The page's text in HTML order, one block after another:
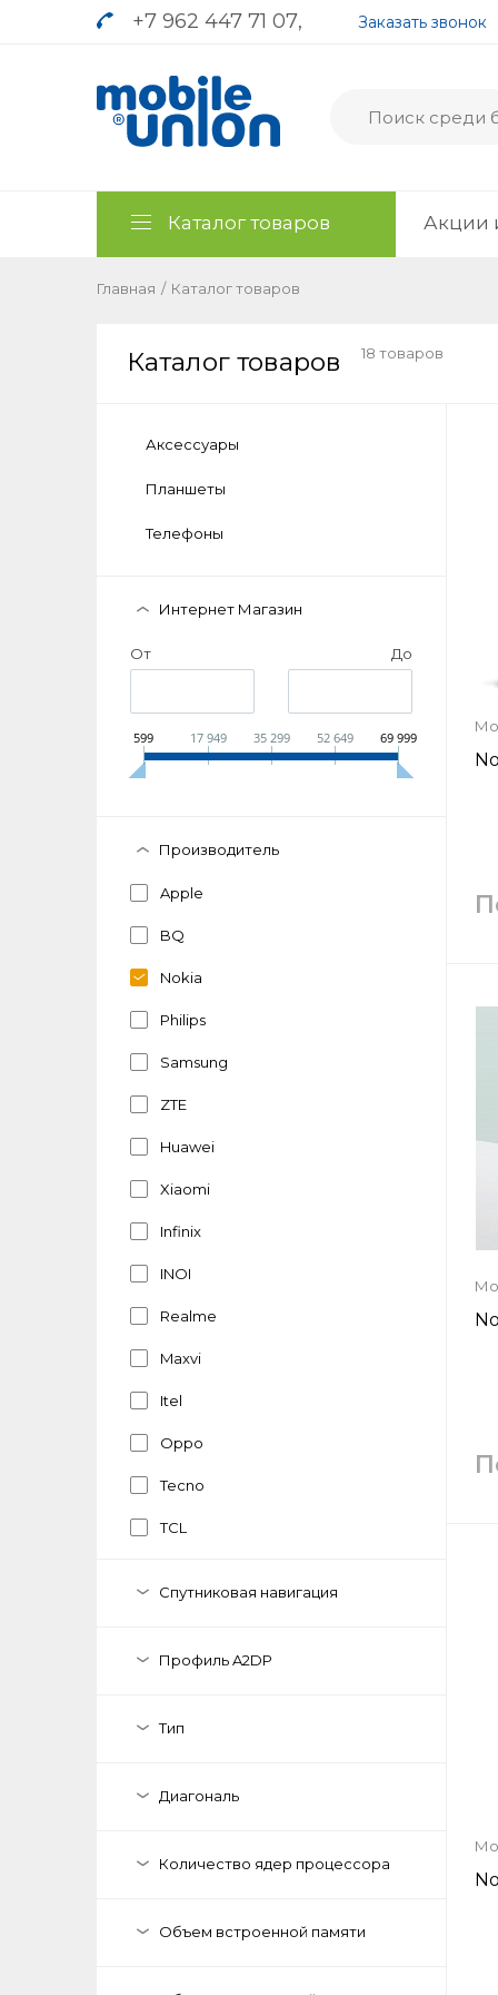
+7 962 447 71 07, Заказать звонок
Каталог товаров Акции
Главная / Каталог товаров
Каталог товаров 18 товаров
Аксессуары
Планшеты
Телефоны
Интернет Магазин
От До
599 17 949 35 299 52 649 69 999
Производитель
Apple
BQ
Nokia
Philips
Samsung
ZTE
Huawei
Xiaomi
Infinix
INOI
Realme
Maxvi
Itel
Oppo
Tecno
TCL
Спутниковая навигация
Профиль A2DP
Тип
Диагональ
Количество ядер процессора
Объем встроенной памяти